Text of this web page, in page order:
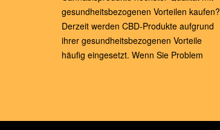
gesundheitsbezogenen Vorteilen kaufen?
Derzeit werden CBD-Produkte aufgrund
ihrer gesundheitsbezogenen Vorteile
häufig eingesetzt. Wenn Sie Problem